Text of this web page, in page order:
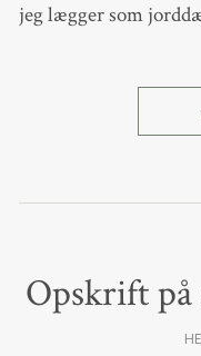
jeg lægger som
Opskrift